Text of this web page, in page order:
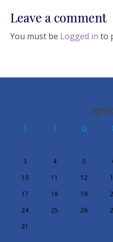
Leave a comment
You must be Logged in to
S T Q
3
4 5
10
11 12
17
18 19
24
25 26
31